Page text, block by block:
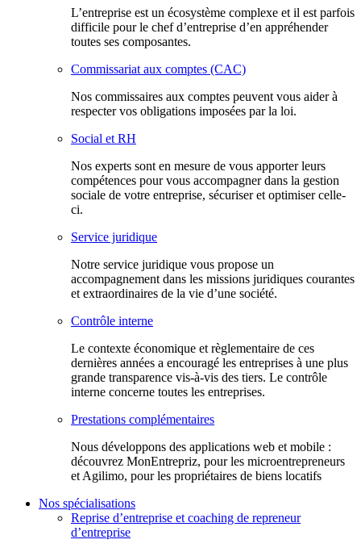
L’entreprise est un écosystème complexe et il est parfois
difficile pour le chef d’entreprise d’en appréhender
toutes ses composantes.
Commissariat aux comptes (CAC)
Nos commissaires aux comptes peuvent vous aider à
respecter vos obligations imposées par la loi.
Social et RH
Nos experts sont en mesure de vous apporter leurs
compétences pour vous accompagner dans la gestion
sociale de votre entreprise, sécuriser et optimiser celle-
ci.
Service juridique
Notre service juridique vous propose un
accompagnement dans les missions juridiques courantes
et extraordinaires de la vie d’une société.
Contrôle interne
Le contexte économique et règlementaire de ces
dernières années a encouragé les entreprises à une plus
grande transparence vis-à-vis des tiers. Le contrôle
interne concerne toutes les entreprises.
Prestations complémentaires
Nous développons des applications web et mobile :
découvrez MonEntrepriz, pour les microentrepreneurs
et Agilimo, pour les propriétaires de biens locatifs
Nos spécialisations
Reprise d’entreprise et coaching de repreneur
d’entreprise